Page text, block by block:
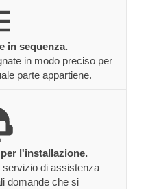
in sequenza.
in modo preciso per
parte appartiene.
l'installazione.
servizio di assistenza
domande che si